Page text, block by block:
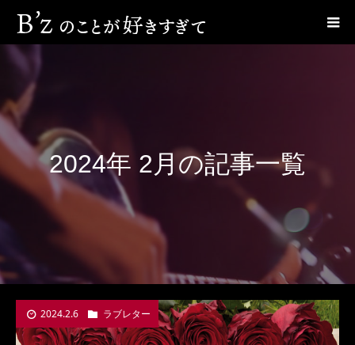
2024年 2月の記事一覧
2024.2.6 ラブレター